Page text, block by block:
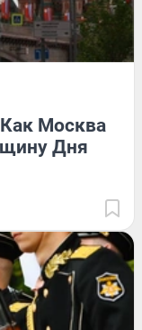
Москва
Дня